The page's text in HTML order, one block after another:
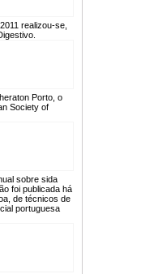
realizou-se,
Porto, o
Society of
sobre sida
foi publicada há
de técnicos de
portuguesa